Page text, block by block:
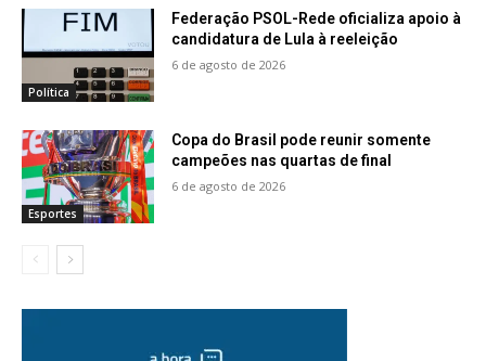
Política
Federação PSOL-Rede oficializa apoio à
candidatura de Lula à reeleição
6 de agosto de 2026
Esportes
Copa do Brasil pode reunir somente
campeões nas quartas de final
6 de agosto de 2026